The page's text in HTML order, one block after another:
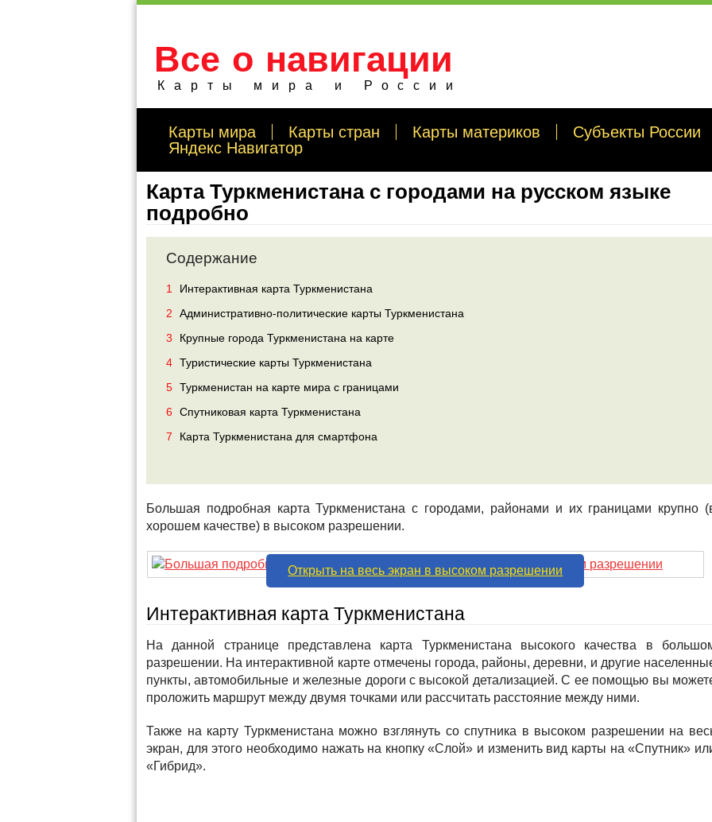
Все о навигации
Карты мира и России
Карты мира Карты стран Карты материков
Субъекты России
Яндекс Навигатор
Карта Туркменистана с городами на русском языке
подробно
Содержание
1
Интерактивная карта Туркменистана
2
Административно-политические карты Туркменистана
3
Крупные города Туркменистана на карте
4 Туристические карты Туркменистана
5 Туркменистан на карте мира с границами
6 Спутниковая карта Туркменистана
7
Карта Туркменистана для смартфона
Большая подробная карта Туркменистана с городами, районами и их границами крупно
хорошем качестве) в высоком разрешении.
Открыть на весь экран в высоком разрешении
Интерактивная карта Туркменистана
На данной странице представлена карта Туркменистана высокого качества в
разрешении. На интерактивной карте отмечены города, районы, деревни, и другие
пункты, автомобильные и железные дороги с высокой детализацией. С ее помощью вы
проложить маршрут между двумя точками или рассчитать расстояние между ними.
Также на карту Туркменистана можно взглянуть со спутника в высоком разрешении на
экран, для этого необходимо нажать на кнопку «Слой» и изменить вид карты на «Спутник»
«Гибрид».